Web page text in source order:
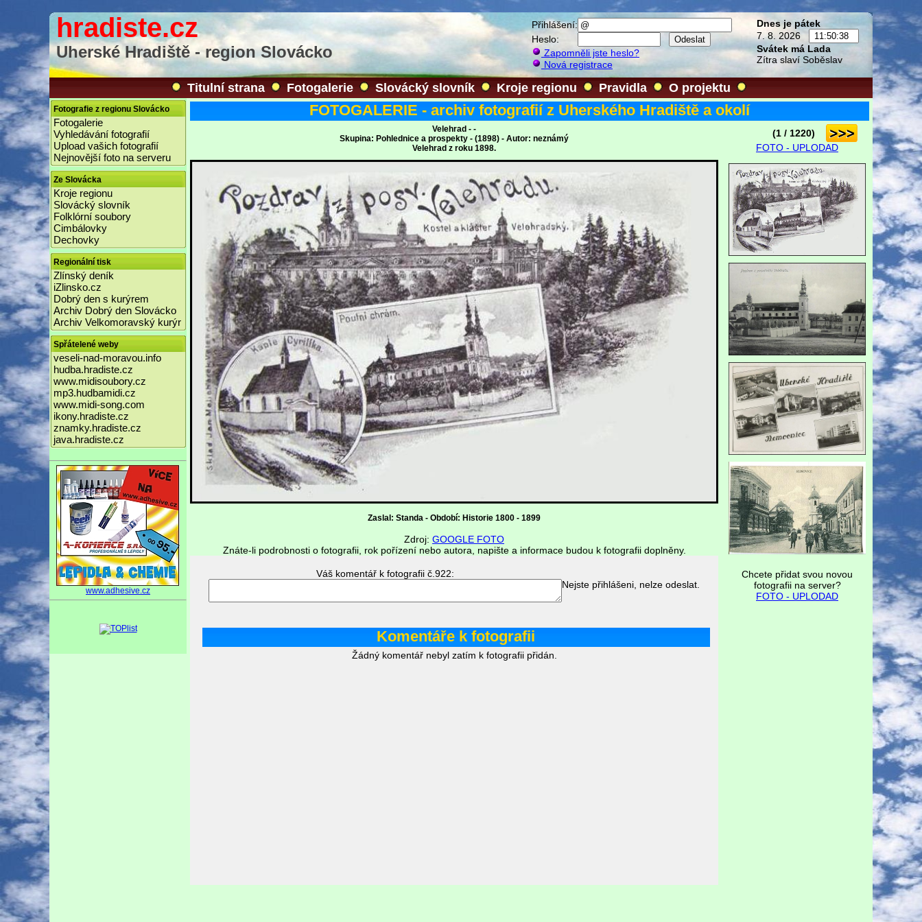
Přihlášení:
Heslo:
Zapomněli jste heslo?
Nová registrace
Dnes je pátek
7. 8. 2026
Svátek má Lada
Zítra slaví Soběslav
hradiste.cz
Uherské Hradiště - region Slovácko
Titulní strana Fotogalerie Slovácký slovník Kroje regionu Pravidla O projektu
Fotografie z regionu Slovácko
Fotogalerie
Vyhledávání fotografií
Upload vašich fotografií
Nejnovější foto na serveru
Ze Slovácka
Kroje regionu
Slovácký slovník
Folklórní soubory
Cimbálovky
Dechovky
Regionální tisk
Zlínský deník
iZlinsko.cz
Dobrý den s kurýrem
Archiv Dobrý den Slovácko
Archiv Velkomoravský kurýr
Spřátelené weby
veseli-nad-moravou.info
hudba.hradiste.cz
www.midisoubory.cz
mp3.hudbamidi.cz
www.midi-song.com
ikony.hradiste.cz
znamky.hradiste.cz
java.hradiste.cz
www.adhesive.cz
FOTOGALERIE - archiv fotografií z Uherského Hradiště a okolí
Velehrad - -
Skupina: Pohlednice a prospekty - (1898) - Autor: neznámý
Velehrad z roku 1898.
(1 / 1220)
FOTO - UPLODAD
Zaslal: Standa - Období: Historie 1800 - 1899
Zdroj: GOOGLE FOTO
Znáte-li podrobnosti o fotografii, rok pořízení nebo autora, napište a informace budou k fotografii doplněny.
Chcete přidat svou novou
fotografii na server?
FOTO - UPLODAD